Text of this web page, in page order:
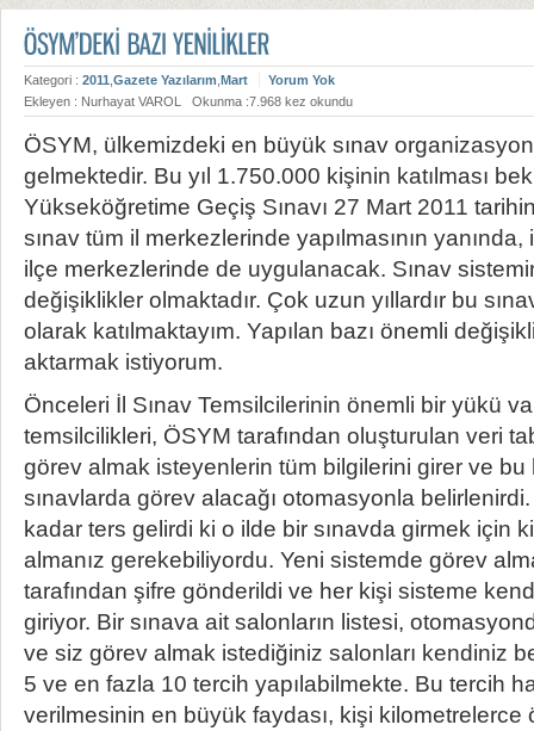
Kategori : 2011,Gazete Yazılarım, Mart
Yorum Yok
Ekleyen : Nurhayat VAROL
Okunma :7.968 kez okundu
ÖSYM, ülkemizdeki en büyük sınav
gelmektedir. Bu yıl 1.750.000 kişinin katılması
Yükseköğretime Geçiş Sınavı 27 Mart 2011
sınav tüm il merkezlerinde yapılmasının
ilçe merkezlerinde de uygulanacak. Sınav
değişiklikler olmaktadır. Çok uzun yıllardır bu
olarak katılmaktayım. Yapılan bazı önemli
aktarmak istiyorum.
Önceleri İl Sınav Temsilcilerinin önemli bir yükü
temsilcilikleri, ÖSYM tarafından oluşturulan veri
görev almak isteyenlerin tüm bilgilerini girer ve
sınavlarda görev alacağı otomasyonla
kadar ters gelirdi ki o ilde bir sınavda girmek için
almanız gerekebiliyordu. Yeni sistemde görev
tarafından şifre gönderildi ve her kişi sisteme
giriyor. Bir sınava ait salonların listesi,
ve siz görev almak istediğiniz salonları kendiniz
5 ve en fazla 10 tercih yapılabilmekte. Bu tercih
verilmesinin en büyük faydası, kişi kilometrelerce